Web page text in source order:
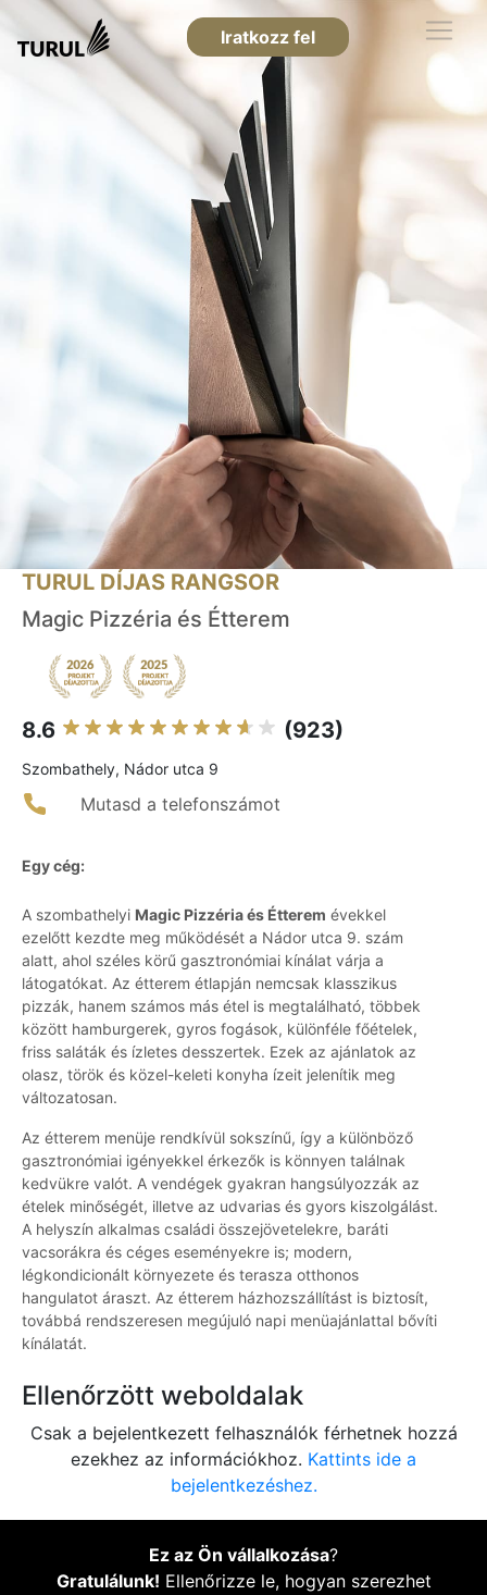
Iratkozz fel
TURUL DÍJAS RANGSOR
Magic Pizzéria és Étterem
8.6 (923)
Szombathely, Nádor utca 9
Mutasd a telefonszámot
Egy cég:
A szombathelyi Magic Pizzéria és Étterem évekkel
ezelőtt kezdte meg működését a Nádor utca 9. szám
alatt, ahol széles körű gasztronómiai kínálat várja a
látogatókat. Az étterem étlapján nemcsak klasszikus
pizzák, hanem számos más étel is megtalálható, többek
között hamburgerek, gyros fogások, különféle főételek,
friss saláták és ízletes desszertek. Ezek az ajánlatok az
olasz, török és közel-keleti konyha ízeit jelenítik meg
változatosan.
Az étterem menüje rendkívül sokszínű, így a különböző
gasztronómiai igényekkel érkezők is könnyen találnak
kedvükre valót. A vendégek gyakran hangsúlyozzák az
ételek minőségét, illetve az udvarias és gyors kiszolgálást.
A helyszín alkalmas családi összejövetelekre, baráti
vacsorákra és céges eseményekre is; modern,
légkondicionált környezete és terasza otthonos
hangulatot áraszt. Az étterem házhozszállítást is biztosít,
továbbá rendszeresen megújuló napi menüajánlattal bővíti
kínálatát.
Ellenőrzött weboldalak
Csak a bejelentkezett felhasználók férhetnek hozzá
ezekhez az információkhoz. Kattints ide a
bejelentkezéshez.
Ez az Ön vállalkozása?
Gratulálunk! Ellenőrizze le, hogyan szerezhet